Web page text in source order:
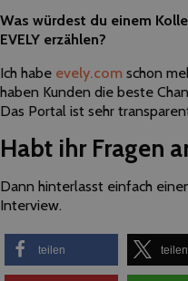
Was würdest du einem
EVELY erzählen?
Ich habe evely.com schon
haben Kunden die beste
Das Portal ist sehr
Habt ihr Fragen
Dann hinterlasst einfach
Interview.
teilen teilen